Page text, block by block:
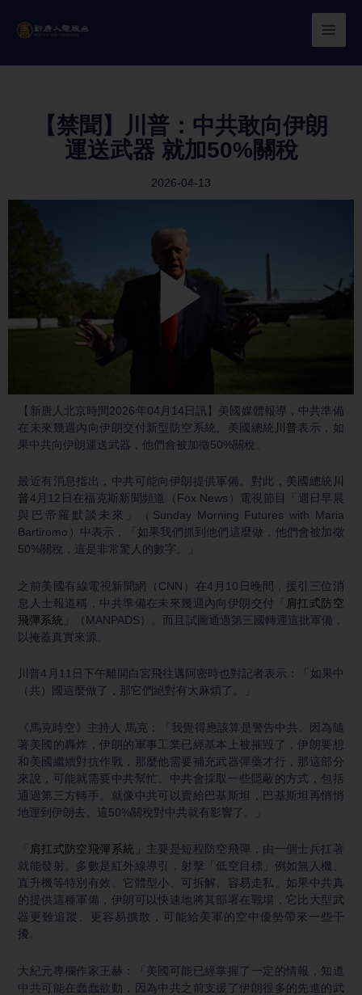
【禁聞】川普：中共敢向伊朗
運送武器 就加50%關稅
2026-04-13
【新唐人北京時間2026年04月14日訊】美國媒體報導，中共準備
在未來幾週內向伊朗交付新型防空系統。美國總統 川普表示，如
果中共向伊朗運送武器，他們會被加徵50%關稅。
最近有消息指出，中共可能向伊朗提供軍備。對此，美國總統 川
普4月12日在福克斯新聞頻道（Fox News）電視節目「週日早晨
與巴帝羅默談未來」（Sunday Morning Futures with Maria
Bartiromo）中表示，「如果我們抓到他們這麼做，他們會被加徵
50%關稅，這是非常驚人的數字。」
之前美國有線電視新聞網（CNN）在4月10日晚間，援引三位消
息人士報道稱，中共準備在未來幾週內向伊朗交付「
肩扛式防空
飛彈系統 」（MANPADS）。而且試圖通過第三國轉運這批軍備，
以掩蓋真實來源。
川普4月11日下午離開白宮飛往邁阿密時也對記者表示：「如果中
（共）國這麼做了，那它們絕對有大麻煩了。」
《馬克時空》主持人 馬克：「我覺得應該算是警告中共。因為隨
著美國的轟炸，伊朗的軍事工業已經基本上被摧毀了，伊朗要想
和美國繼續對抗作戰，那麼他需要補充武器彈藥才行，那這部分
來說，可能就需要中共幫忙。中共會採取一些隱蔽的方式，包括
通過第三方轉手。就像中共可以賣給巴基斯坦，巴基斯坦再悄悄
地運到伊朗去。這50%關稅對中共就有影響了。」
肩扛式防空飛彈系統 」主要是短程防空飛彈，由一個士兵扛著
就能發射。多數是紅外線導引，射擊「低空目標」例如無人機、
直升機等特別有效。它體型小、可拆解、容易走私。如果中共真
的提供這種軍備，伊朗可以快速地將其部署在戰場，它比大型武
器更難追蹤、更容易擴散，可能給美軍的空中優勢帶來一些干
擾。
大紀元專欄作家王赫：「美國可能已經掌握了一定的情報，知道
中共可能在蠢蠢欲動，因為中共之前支援了伊朗很多的先進的武